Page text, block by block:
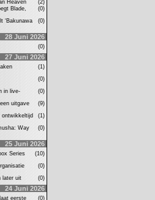
Heaven
(2)
Blade,
(0)
‘Bakunawa
(0)
28 Juni 2026
(0)
27 Juni 2026
(1)
(0)
in live-
(0)
uitgave
(9)
ontwikkeltijd
(1)
Way
(0)
25 Juni 2026
Series
(10)
(0)
later uit
(0)
24 Juni 2026
eerste
(0)